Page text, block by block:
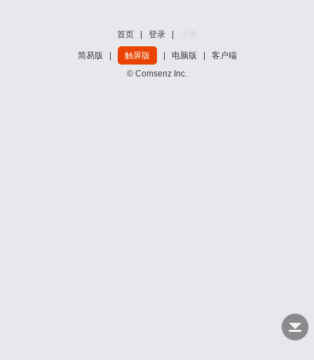
首页 登录
简易版 触屏版 电脑版
客户端
© Comsenz Inc.